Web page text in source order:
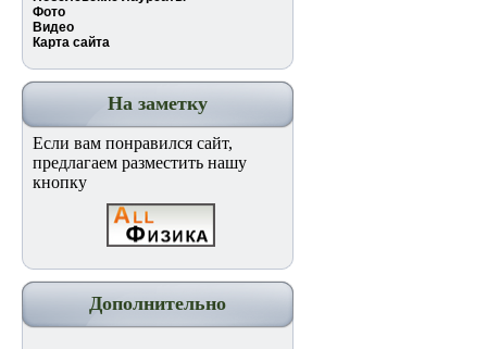
Фото
Видео
Карта сайта
На заметку
Если вам понравился сайт,
предлагаем разместить нашу
кнопку
Дополнительно